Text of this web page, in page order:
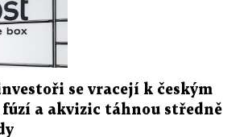
se vracejí k českým
a akvizic táhnou středně